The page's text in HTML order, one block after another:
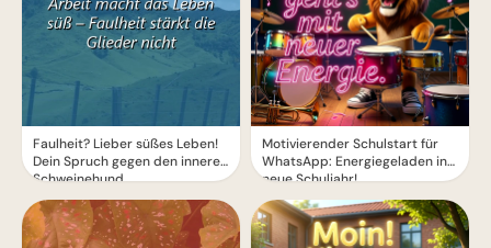
Faulheit? Lieber süßes Leben!
Dein Spruch gegen den inneren
Schweinehund
Motivierender Schulstart für
WhatsApp: Energiegeladen ins
neue Schuljahr!